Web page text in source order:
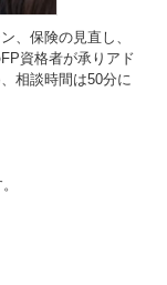
、保険の見直し、
資格者が承りアド
相談時間は50分に